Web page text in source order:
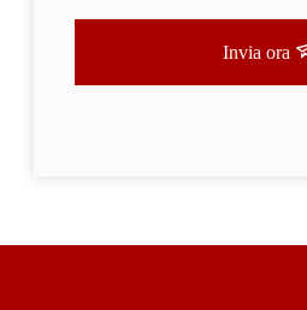
Invia ora